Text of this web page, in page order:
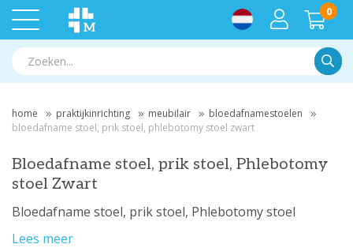
0
home praktijkinrichting meubilair
bloedafnamestoelen
bloedafname stoel, prik stoel, phlebotomy stoel zwart
Bloedafname stoel, prik stoel, Phlebotomy
stoel Zwart
Bloedafname stoel, prik stoel, Phlebotomy stoel
Lees meer